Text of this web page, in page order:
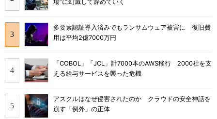
場”に幻滅して辞めていく
多要素認証導入済みでもランサムウェア被害に 復旧費
用は平均2億7000万円
「COBOL」「JCL」計7000本のAWS移行 2000社を支
える給与サービスを襲った危機
アスクルはなぜ侵害されたのか クラウドの安全神話を
崩す「例外」の正体